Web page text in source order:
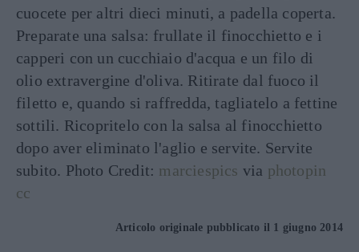
cuocete per altri dieci minuti, a padella coperta.
Preparate una salsa: frullate il finocchietto e i
capperi con un cucchiaio d'acqua e un filo di
olio extravergine d'oliva. Ritirate dal fuoco il
filetto e, quando si raffredda, tagliatelo a fettine
sottili. Ricopritelo con la salsa al finocchietto
dopo aver eliminato l'aglio e servite. Servite
subito. Photo Credit: marciespics via photopin
cc
Articolo originale pubblicato il 1 giugno 2014